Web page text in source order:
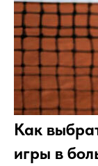
Как
игры в